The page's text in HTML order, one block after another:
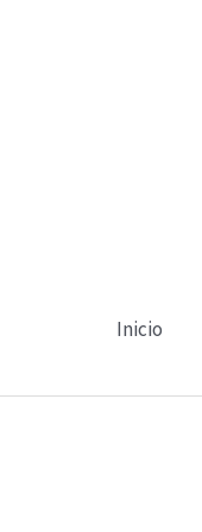
Inicio